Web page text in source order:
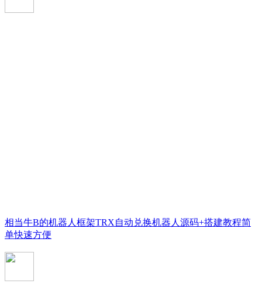
相当牛B的机器人框架TRX自动兑换机器人源码+搭建教程简
单快速方便